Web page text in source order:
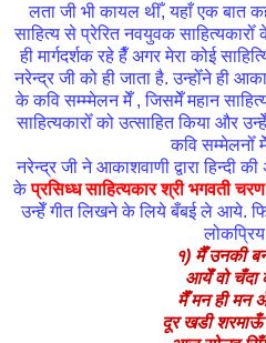
लता जी भी कायल थीँ, यहाँ एक बात
साहित्य से प्रेरित नवयुवक
ही मार्गदर्शक रहे हैँ अगर मेरा कोई
नरेन्द्र जी को ही जाता है. उन्होँने ही
के कवि सम्म्मेलन मेँ , जिसमेँ महान
साहित्यकारोँ को उत्साहित किया और
कवि सम्मेलनोँ
नरेन्द्र जी ने आकाशवाणी द्वारा हिन्दी
के प्रसिध्ध साहित्यकार श्री भगवती चरण
उन्हेँ गीत लिखने के लिये बँबई ले आये.
१) मैँ उनकी
आयेँ वो चँदा
मैँ मन ही मन
दूर खडी